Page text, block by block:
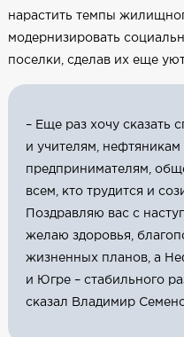
нарастить темпы
модернизировать
поселки, сделав их еще
– Еще раз хочу сказать
и учителям, нефтяникам
предпринимателям,
всем, кто трудится и
Поздравляю вас с
желаю здоровья,
жизненных планов, а
и Югре – стабильного
сказал Владимир